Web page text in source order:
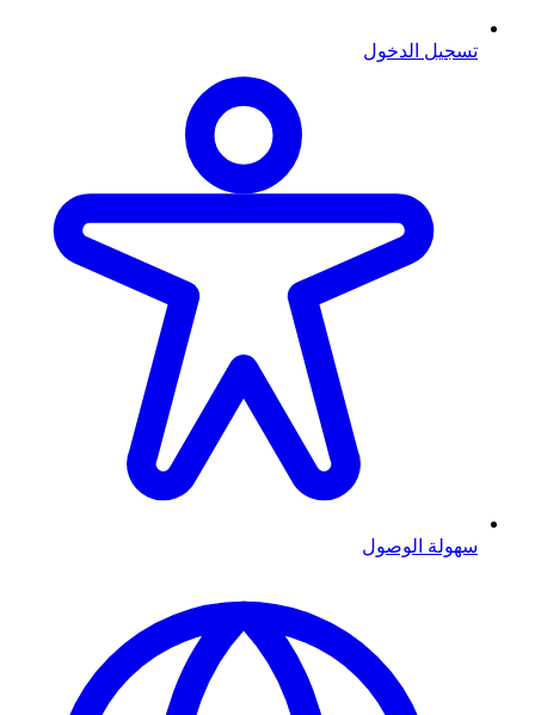
تسجيل الدخول
سهولة الوصول